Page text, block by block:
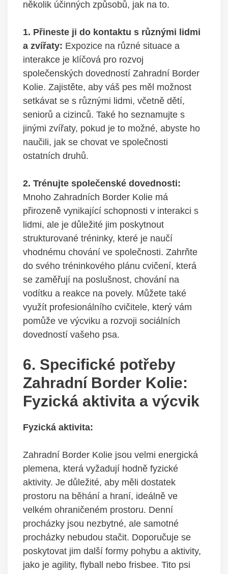
několik účinných způsobů, jak na to.
1. Přineste ji do kontaktu s různými lidmi
a zvířaty: Expozice na různé situace a
interakce je klíčová pro rozvoj
společenských dovedností Zahradní Border
Kolie. Zajistěte, aby váš pes měl možnost
setkávat se s různými lidmi, včetně dětí,
seniorů a cizinců. Také ho seznamujte s
jinými zvířaty, pokud je to možné, abyste ho
naučili, jak se chovat ve společnosti
ostatních druhů.
2. Trénujte společenské dovednosti:
Mnoho Zahradních Border Kolie má
přirozeně vynikající schopnosti v interakci s
lidmi, ale je důležité jim poskytnout
strukturované tréninky, které je naučí
vhodnému chování ve společnosti. Zahrňte
do svého tréninkového plánu cvičení, která
se zaměřují na poslušnost, chování na
vodítku a reakce na povely. Můžete také
využít profesionálního cvičitele, který vám
pomůže ve výcviku a rozvoji sociálních
dovedností vašeho psa.
6. Specifické potřeby
Zahradní Border Kolie:
Fyzická aktivita a výcvik
Fyzická aktivita:
Zahradní Border Kolie jsou velmi energická
plemena, která vyžadují hodně fyzické
aktivity. Je důležité, aby měli dostatek
prostoru na běhání a hraní, ideálně ve
velkém ohraničeném prostoru. Denní
procházky jsou nezbytné, ale samotné
procházky nebudou stačit. Doporučuje se
poskytovat jim další formy pohybu a aktivity,
jako je agility, flyball nebo frisbee. Tito psi